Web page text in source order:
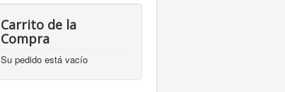
Carrito de la
Compra
Su pedido está vacío